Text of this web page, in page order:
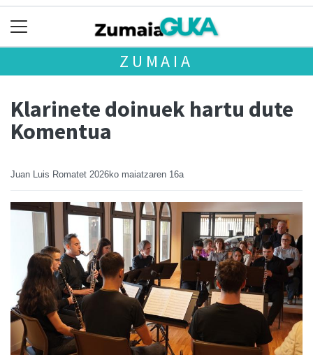
ZUMAIA
Klarinete doinuek hartu dute
Komentua
Juan Luis Romatet 2026ko maiatzaren 16a